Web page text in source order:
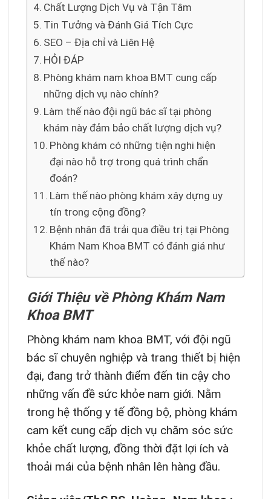
Chất Lượng Dịch Vụ và Tận Tâm
Tin Tưởng và Đánh Giá Tích Cực
SEO – Địa chỉ và Liên Hệ
HỎI ĐÁP
Phòng khám nam khoa BMT cung cấp
những dịch vụ nào chính?
Làm thế nào đội ngũ bác sĩ tại phòng
khám này đảm bảo chất lượng dịch vụ?
Phòng khám có những tiện nghi hiện
đại nào hỗ trợ trong quá trình chẩn
đoán?
Làm thế nào phòng khám xây dựng uy
tín trong cộng đồng?
Bệnh nhân đã trải qua điều trị tại Phòng
Khám Nam Khoa BMT có đánh giá như
thế nào?
Giới Thiệu về Phòng Khám Nam
Khoa BMT
Phòng khám nam khoa BMT, với đội ngũ
bác sĩ chuyên nghiệp và trang thiết bị hiện
đại, đang trở thành điểm đến tin cậy cho
những vấn đề sức khỏe nam giới. Nằm
trong hệ thống y tế đồng bộ, phòng khám
cam kết cung cấp dịch vụ chăm sóc sức
khỏe chất lượng, đồng thời đặt lợi ích và
thoải mái của bệnh nhân lên hàng đầu.